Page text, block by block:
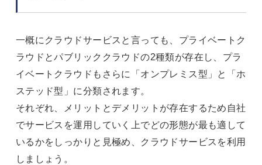
一概にクラウドサービスと言っても、プライベートク
ラウドとパブリッククラウドの2種類が存在し、プラ
イベートクラウドもさらに「オンプレミス型」と「ホ
ステッド型」に分類されます。
それぞれ、メリットとデメリットが存在するため自社
でサービスを運用していく上でどの形態が最も適して
いるかをしっかりと見極め、クラウドサービスを利用
しましょう。